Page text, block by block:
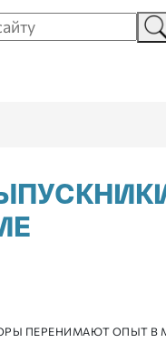
ПЕРЕНИМАЮТ ОПЫТ В